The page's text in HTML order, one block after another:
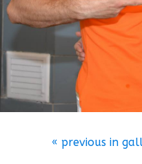
« previous in